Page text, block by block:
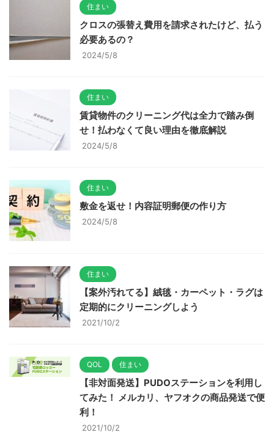
住まい
クロスの張替え費用を請求されたけど、払う
必要あるの？
2024/5/8
住まい
賃貸物件のクリーニング代は全力で踏み倒
せ！払わなくて良い理由を徹底解説
2024/5/8
住まい
敷金を返せ！内容証明郵便の作り方
2024/5/8
住まい
【案外汚れてる】絨毯・カーペット・ラグは
定期的にクリーニングしよう
2021/10/2
QOL 住まい
【非対面発送】PUDOステーションを利用し
てみた！ メルカリ、ヤフオクの商品発送で便
利！
2021/10/2